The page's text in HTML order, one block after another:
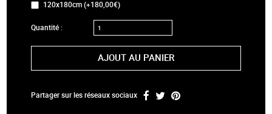
120x180cm (+180,00€)
Quantité :
AJOUT AU PANIER
Partager sur les réseaux sociaux